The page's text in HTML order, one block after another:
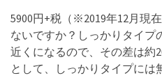
5900円+税（※2019年12月現
ないですか？しっかりタイプ
近くになるので、その差は約
として、しっかりタイプには